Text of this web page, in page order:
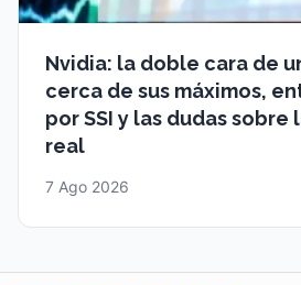
Nvidia: la doble cara de
cerca de sus máximos,
por SSI y las dudas sobre
real
7 Ago 2026